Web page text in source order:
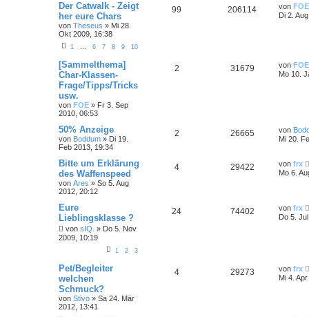
Der Catwalk - Zeigt
her eure Chars
von Theseus » Mi 28.
Okt 2009, 16:38
1 … 6 7 8 9 10
99 206114 von FOE
Di 2.
[Sammelthema]
Char-Klassen-
Frage/Tipps/Tricks
usw.
von FOE » Fr 3. Sep
2010, 06:53
2 31679 von FOE
Mo 10.
50% Anzeige
von Boddum » Di 19.
Feb 2013, 19:34
2 26665 von
Mi 20.
Bitte um Erklärung
des Waffenspeed
von Ares » So 5. Aug
2012, 20:12
4 29422 von frx
Mo 6.
Eure
Lieblingsklasse ?
von sIQ. » Do 5. Nov
2009, 10:19
1 2 3
24 74402 von frx
Do 5.
Pet/Begleiter
welchen
Schmuck?
von Stivo » Sa 24. Mär
2012, 13:41
4 29273 von frx
Mi 4.